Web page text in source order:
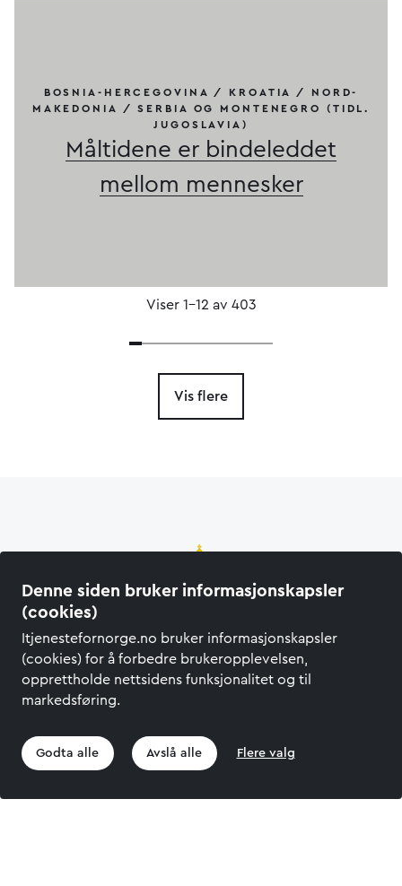
Denne siden bruker informasjonskapsler
(cookies)
Itjenestefornorge.no bruker informasjonskapsler
(cookies) for å forbedre brukeropplevelsen,
opprettholde nettsidens funksjonalitet og til
markedsføring.
Godta alle Avslå alle Flere valg
BOSNIA-HERCEGOVINA / KROATIA / NORD-
MAKEDONIA / SERBIA OG MONTENEGRO (TIDL.
JUGOSLAVIA)
Måltidene er bindeleddet
mellom mennesker
Viser 1–12 av 403
Vis flere
Om denne siden
Personvern